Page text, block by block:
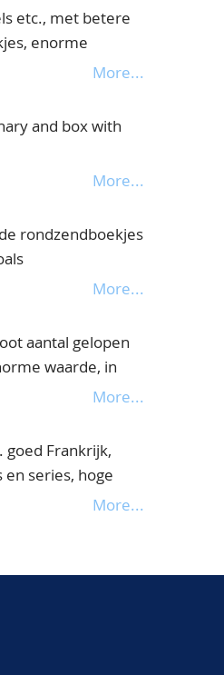
etc., met betere
enorme
More...
and box with
More...
rondzendboekjes
waarde, in doos
More...
aantal gelopen
waarde, in
More...
goed Frankrijk,
series, hoge
More...